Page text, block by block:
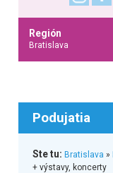
Región
Bratislava
Podujatia
Ste tu: Bratislava »
+ výstavy, koncerty